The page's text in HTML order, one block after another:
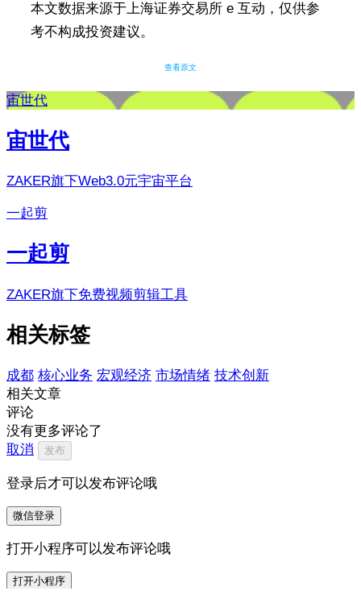
本文数据来源于上海证券交易所 e 互动，仅供参
考不构成投资建议。
查看原文
宙世代
宙世代
ZAKER旗下Web3.0元宇宙平台
一起剪
一起剪
ZAKER旗下免费视频剪辑工具
相关标签
成都 核心业务 宏观经济 市场情绪 技术创新
相关文章
评论
没有更多评论了
取消
发布
登录后才可以发布评论哦
微信登录
打开小程序可以发布评论哦
打开小程序